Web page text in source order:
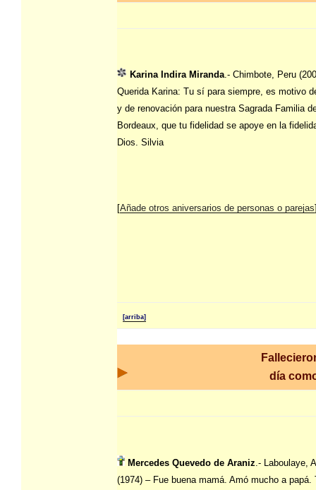
Karina Indira Miranda.- Chimbote, Peru
Querida Karina: Tu sí para siempre, es motivo
y de renovación para nuestra Sagrada Familia
Bordeaux, que tu fidelidad se apoye en la
Dios. Silvia
[Añade otros aniversarios de personas o parejas
[arriba]
día
Mercedes Quevedo de Araniz .- Laboulaye,
(1974) – Fue buena mamá. Amó mucho a papá.